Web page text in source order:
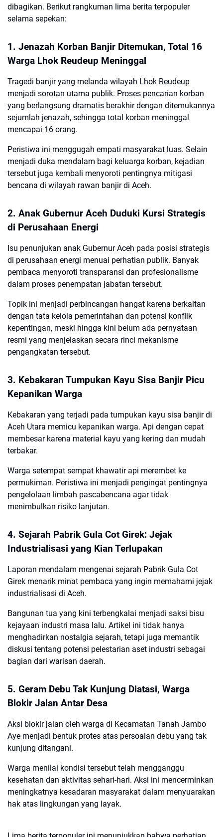
dibagikan. Berikut rangkuman lima berita terpopuler
selama sepekan:
1. Jenazah Korban Banjir Ditemukan, Total 16
Warga Lhok Reudeup Meninggal
Tragedi banjir yang melanda wilayah Lhok Reudeup
menjadi sorotan utama publik. Proses pencarian korban
yang berlangsung dramatis berakhir dengan ditemukannya
sejumlah jenazah, sehingga total korban meninggal
mencapai 16 orang.
Peristiwa ini menggugah empati masyarakat luas. Selain
menjadi duka mendalam bagi keluarga korban, kejadian
tersebut juga kembali menyoroti pentingnya mitigasi
bencana di wilayah rawan banjir di Aceh.
2. Anak Gubernur Aceh Duduki Kursi Strategis
di Perusahaan Energi
Isu penunjukan anak Gubernur Aceh pada posisi strategis
di perusahaan energi menuai perhatian publik. Banyak
pembaca menyoroti transparansi dan profesionalisme
dalam proses penempatan jabatan tersebut.
Topik ini menjadi perbincangan hangat karena berkaitan
dengan tata kelola pemerintahan dan potensi konflik
kepentingan, meski hingga kini belum ada pernyataan
resmi yang menjelaskan secara rinci mekanisme
pengangkatan tersebut.
3. Kebakaran Tumpukan Kayu Sisa Banjir Picu
Kepanikan Warga
Kebakaran yang terjadi pada tumpukan kayu sisa banjir di
Aceh Utara memicu kepanikan warga. Api dengan cepat
membesar karena material kayu yang kering dan mudah
terbakar.
Warga setempat sempat khawatir api merembet ke
permukiman. Peristiwa ini menjadi pengingat pentingnya
pengelolaan limbah pascabencana agar tidak
menimbulkan risiko lanjutan.
4. Sejarah Pabrik Gula Cot Girek: Jejak
Industrialisasi yang Kian Terlupakan
Laporan mendalam mengenai sejarah Pabrik Gula Cot
Girek menarik minat pembaca yang ingin memahami jejak
industrialisasi di Aceh.
Bangunan tua yang kini terbengkalai menjadi saksi bisu
kejayaan industri masa lalu. Artikel ini tidak hanya
menghadirkan nostalgia sejarah, tetapi juga memantik
diskusi tentang potensi pelestarian aset industri sebagai
bagian dari warisan daerah.
5. Geram Debu Tak Kunjung Diatasi, Warga
Blokir Jalan Antar Desa
Aksi blokir jalan oleh warga di Kecamatan Tanah Jambo
Aye menjadi bentuk protes atas persoalan debu yang tak
kunjung ditangani.
Warga menilai kondisi tersebut telah mengganggu
kesehatan dan aktivitas sehari-hari. Aksi ini mencerminkan
meningkatnya kesadaran masyarakat dalam menyuarakan
hak atas lingkungan yang layak.